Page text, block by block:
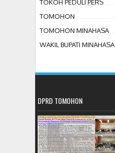
TOKOH PEDULI PERS
TOMOHON
TOMOHON MINAHASA
WAKIL BUPATI MINAHASA
DPRD TOMOHON